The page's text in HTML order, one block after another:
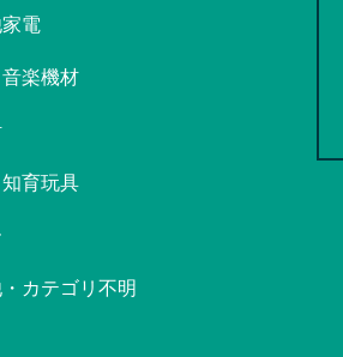
電
楽機材
育玩具
カテゴリ不明